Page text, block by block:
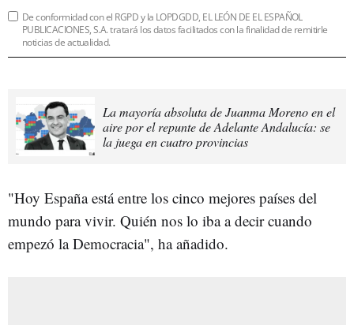
De conformidad con el RGPD y la LOPDGDD, EL LEÓN DE EL ESPAÑOL
PUBLICACIONES, S.A. tratará los datos facilitados con la finalidad de remitirle
noticias de actualidad.
La mayoría absoluta de Juanma Moreno en el
aire por el repunte de Adelante Andalucía: se
la juega en cuatro provincias
"Hoy España está entre los cinco mejores países del
mundo para vivir. Quién nos lo iba a decir cuando
empezó la Democracia", ha añadido.